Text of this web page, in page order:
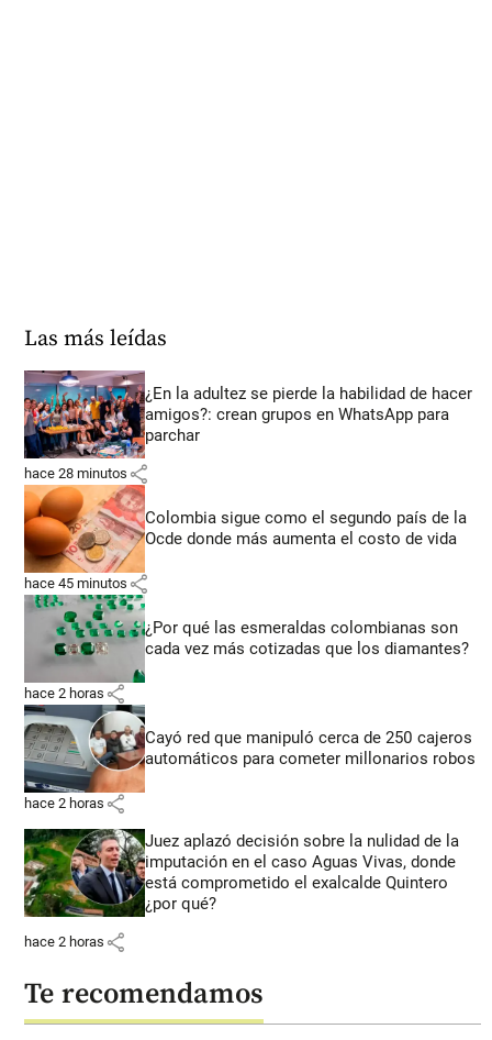
Las más leídas
¿En la adultez se pierde la habilidad de hacer
amigos?: crean grupos en WhatsApp para
parchar
hace 28 minutos share
Colombia sigue como el segundo país de la
Ocde donde más aumenta el costo de vida
hace 45 minutos share
¿Por qué las esmeraldas colombianas son
cada vez más cotizadas que los diamantes?
hace 2 horas share
Cayó red que manipuló cerca de 250 cajeros
automáticos para cometer millonarios robos
hace 2 horas share
Juez aplazó decisión sobre la nulidad de la
imputación en el caso Aguas Vivas, donde
está comprometido el exalcalde Quintero
¿por qué?
hace 2 horas share
Te recomendamos